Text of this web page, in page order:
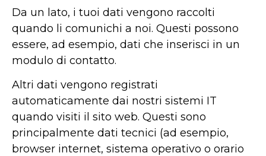
Da un lato, i tuoi dati vengono raccolti
quando li comunichi a noi. Questi possono
essere, ad esempio, dati che inserisci in un
modulo di contatto.
Altri dati vengono registrati
automaticamente dai nostri sistemi IT
quando visiti il sito web. Questi sono
principalmente dati tecnici (ad esempio,
browser internet, sistema operativo o orario